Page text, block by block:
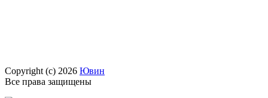
Copyright (c) 2026 Ювин
Все права защищены